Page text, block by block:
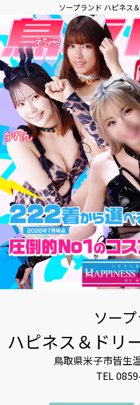
ソープランド ハピネス
ソー
ハピネス＆ドリ
鳥取県米子市皆生
TEL